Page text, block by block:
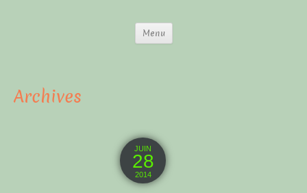
Menu
Archives
JUIN
28
2014